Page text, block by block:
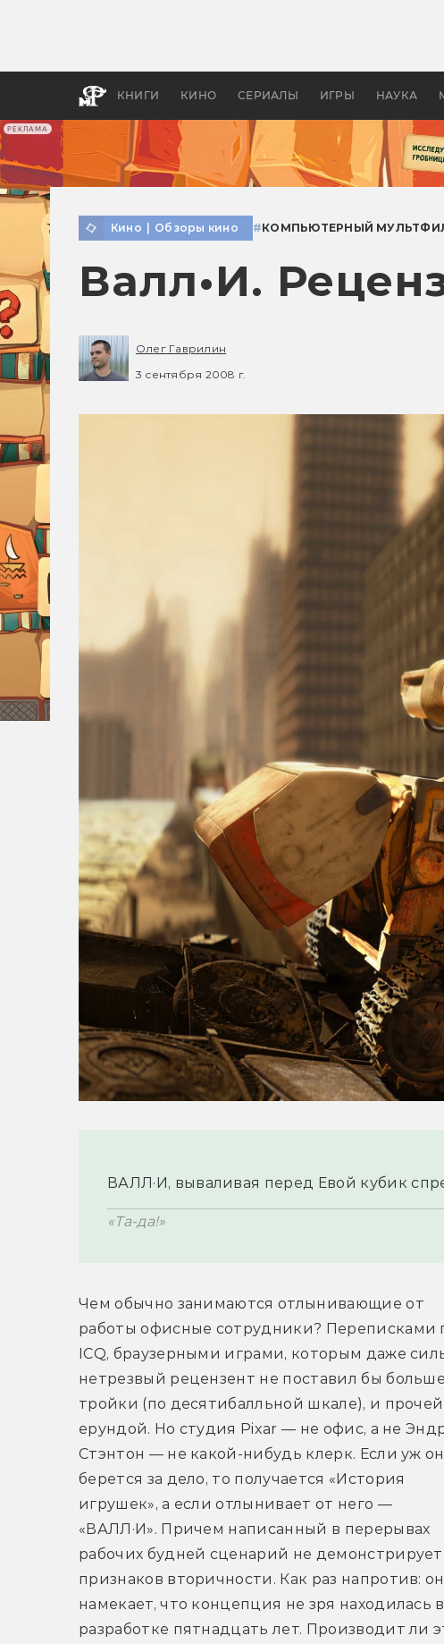
РЕКЛАМА
КНИГИ КИНО СЕРИАЛЫ ИГРЫ НАУКА
Кино Обзоры кино #КОМПЬЮТЕРНЫЙ
Валл•И.
Олег Гаврилин
3 сентября 2008 г.
ВАЛЛ·И, вываливая перед Евой кубик
«Та-да!»
Чем обычно занимаются отлынивающие от
работы офисные сотрудники? Переписками
ICQ, браузерными играми, которым даже
нетрезвый рецензент не поставил бы больше
тройки (по десятибалльной шкале), и прочей
ерундой. Но студия Pixar — не офис, а не
Стэнтон — не какой-нибудь клерк. Если уж он
берется за дело, то получается «История
игрушек», а если отлынивает от него —
«ВАЛЛ·И». Причем написанный в перерывах
рабочих будней сценарий не демонстрирует
признаков вторичности. Как раз напротив: он
намекает, что концепция не зря находилась в
разработке пятнадцать лет. Производит ли